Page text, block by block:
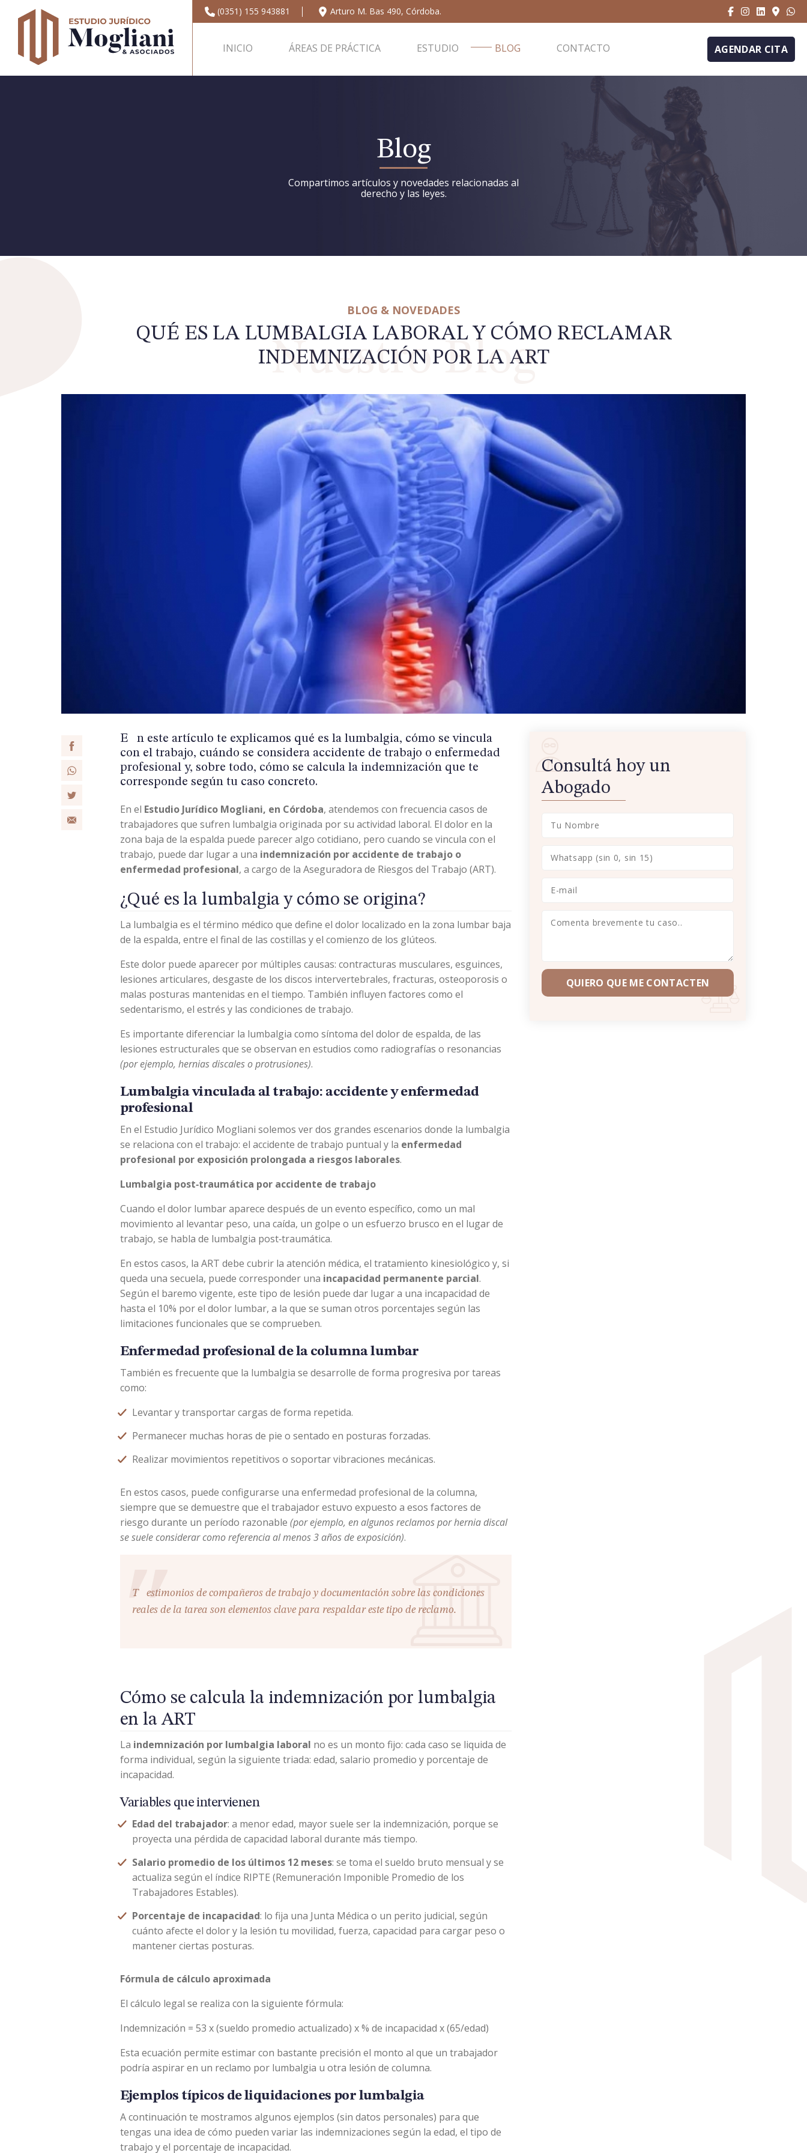
Estudio Jurídico Mogliani
(0351) 155 943881 Arturo M. Bas 490, Córdoba.
INICIO ÁREAS DE PRÁCTICA ESTUDIO BLOG CONTACTO AGENDAR CITA
Blog
Compartimos artículos y novedades relacionadas al
derecho y las leyes.
BLOG & NOVEDADES
QUÉ ES LA LUMBALGIA LABORAL Y CÓMO RECLAMAR
INDEMNIZACIÓN POR LA ART
FACEBOOK
WHATSAPP
TWITTER
E-MAIL
En este artículo te explicamos qué es la lumbalgia, cómo se vincula
con el trabajo, cuándo se considera accidente de trabajo o enfermedad
profesional y, sobre todo, cómo se calcula la indemnización que te
corresponde según tu caso concreto.
En el Estudio Jurídico Mogliani, en Córdoba, atendemos con frecuencia casos de
trabajadores que sufren lumbalgia originada por su actividad laboral. El dolor en la
zona baja de la espalda puede parecer algo cotidiano, pero cuando se vincula con el
trabajo, puede dar lugar a una indemnización por accidente de trabajo o
enfermedad profesional, a cargo de la Aseguradora de Riesgos del Trabajo (ART).
¿Qué es la lumbalgia y cómo se origina?
La lumbalgia es el término médico que define el dolor localizado en la zona lumbar baja
de la espalda, entre el final de las costillas y el comienzo de los glúteos.
Este dolor puede aparecer por múltiples causas: contracturas musculares, esguinces,
lesiones articulares, desgaste de los discos intervertebrales, fracturas, osteoporosis o
malas posturas mantenidas en el tiempo. También influyen factores como el
sedentarismo, el estrés y las condiciones de trabajo.
Es importante diferenciar la lumbalgia como síntoma del dolor de espalda, de las
lesiones estructurales que se observan en estudios como radiografías o resonancias
(por ejemplo, hernias discales o protrusiones).
Lumbalgia vinculada al trabajo: accidente y enfermedad
profesional
En el Estudio Jurídico Mogliani solemos ver dos grandes escenarios donde la lumbalgia
se relaciona con el trabajo: el accidente de trabajo puntual y la enfermedad
profesional por exposición prolongada a riesgos laborales.
Lumbalgia post‑traumática por accidente de trabajo
Cuando el dolor lumbar aparece después de un evento específico, como un mal
movimiento al levantar peso, una caída, un golpe o un esfuerzo brusco en el lugar de
trabajo, se habla de lumbalgia post‑traumática.
En estos casos, la ART debe cubrir la atención médica, el tratamiento kinesiológico y, si
queda una secuela, puede corresponder una incapacidad permanente parcial.
Según el baremo vigente, este tipo de lesión puede dar lugar a una incapacidad de
hasta el 10% por el dolor lumbar, a la que se suman otros porcentajes según las
limitaciones funcionales que se comprueben.
Enfermedad profesional de la columna lumbar
También es frecuente que la lumbalgia se desarrolle de forma progresiva por tareas
como:
Levantar y transportar cargas de forma repetida.
Permanecer muchas horas de pie o sentado en posturas forzadas.
Realizar movimientos repetitivos o soportar vibraciones mecánicas.
En estos casos, puede configurarse una enfermedad profesional de la columna,
siempre que se demuestre que el trabajador estuvo expuesto a esos factores de
riesgo durante un período razonable (por ejemplo, en algunos reclamos por hernia discal
se suele considerar como referencia al menos 3 años de exposición).
Testimonios de compañeros de trabajo y documentación sobre las condiciones
reales de la tarea son elementos clave para respaldar este tipo de reclamo.
Cómo se calcula la indemnización por lumbalgia
en la ART
La indemnización por lumbalgia laboral no es un monto fijo: cada caso se liquida de
forma individual, según la siguiente triada: edad, salario promedio y porcentaje de
incapacidad.
Variables que intervienen
Edad del trabajador: a menor edad, mayor suele ser la indemnización, porque se
proyecta una pérdida de capacidad laboral durante más tiempo.
Salario promedio de los últimos 12 meses: se toma el sueldo bruto mensual y se
actualiza según el índice RIPTE (Remuneración Imponible Promedio de los
Trabajadores Estables).
Porcentaje de incapacidad: lo fija una Junta Médica o un perito judicial, según
cuánto afecte el dolor y la lesión tu movilidad, fuerza, capacidad para cargar peso o
mantener ciertas posturas.
Fórmula de cálculo aproximada
El cálculo legal se realiza con la siguiente fórmula:
Indemnización = 53 x (sueldo promedio actualizado) x % de incapacidad x (65/edad​)
Esta ecuación permite estimar con bastante precisión el monto al que un trabajador
podría aspirar en un reclamo por lumbalgia u otra lesión de columna.
Ejemplos típicos de liquidaciones por lumbalgia
A continuación te mostramos algunos ejemplos (sin datos personales) para que
tengas una idea de cómo pueden variar las indemnizaciones según la edad, el tipo de
trabajo y el porcentaje de incapacidad.
Consultá hoy un
Abogado
QUIERO QUE ME CONTACTEN